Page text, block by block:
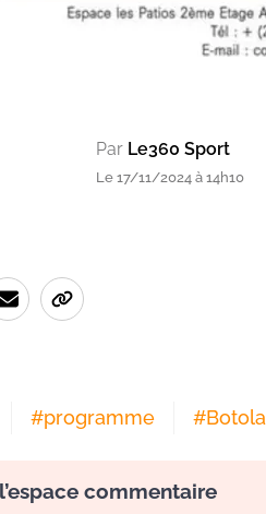
Par Le360 Sport
Le 17/11/2024 à 14h10
#programme #Botola
commentaire